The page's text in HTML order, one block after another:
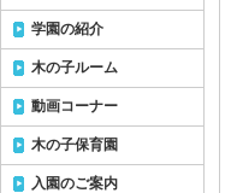
学園の紹介
木の子ルーム
動画コーナー
木の子保育園
入園のご案内